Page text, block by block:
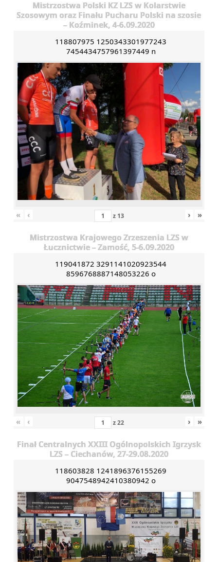
Mistrzostwa Polski KZ LZS w Kolarstwie
Szosowym oraz Finału Pucharu Polski na szosie
– Koźminek, 4-6.09.2020
118807975 1250343301977243
7454434757961397449 n
« ‹ z 13 › »
Mistrzostwa Krajowego Zrzeszenia LZS w
Łucznictwie – Zamość, 5-6.09.2020
119041872 3291141020923544
8596768887148053226 o
« ‹ z22 › »
Finał Centralnych XXIII Ogólnopolskich Igrzysk
LZS – Ciechanów, 27-29.08.2020
118603828 1241896376155269
9047548942410380942 o